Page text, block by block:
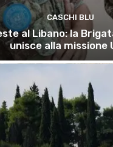
CASCHI BLU
al Libano: la
unisce alla missione